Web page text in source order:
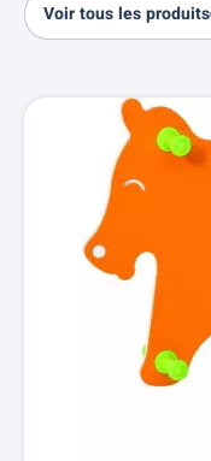
Voir tous les produits